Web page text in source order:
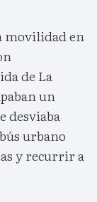
movilidad en
de La
un
desviaba
urbano
y recurrir a